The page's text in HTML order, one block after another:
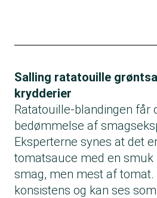
Salling ratatouille
krydderier
Ratatouille-blandingen får
bedømmelse af
Eksperterne synes at det
tomatsauce med en smuk
smag, men mest af tomat.
konsistens og kan ses